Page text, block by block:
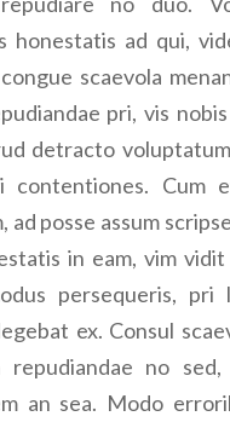
honestatis ad qui,
scaevola
pri, vis
detracto
contentiones. Cum
ad posse assum
in eam, vim
persequeris, pri
ex. Consul
repudiandae no sed,
an sea. Modo